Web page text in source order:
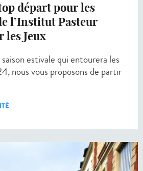
départ pour les
l’Institut Pasteur
les Jeux
estivale qui entourera les
nous vous proposons de partir